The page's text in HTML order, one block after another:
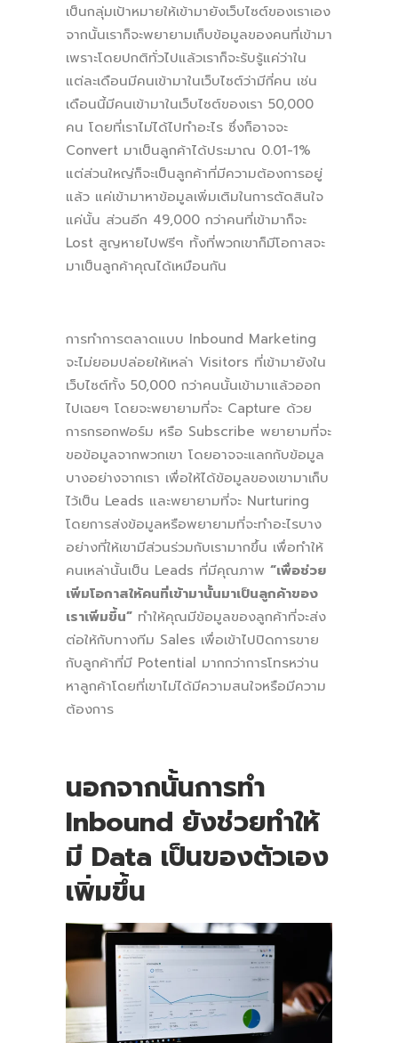
เป็นกลุ่มเป้าหมายให้เข้ามายังเว็บไซต์ของเราเอง
จากนั้นเราก็จะพยายามเก็บข้อมูลของคนที่เข้ามา
เพราะโดยปกติทั่วไปแล้วเราก็จะรับรู้แค่ว่าใน
แต่ละเดือนมีคนเข้ามาในเว็บไซต์ว่ามีกี่คน เช่น
เดือนนี้มีคนเข้ามาในเว็บไซต์ของเรา 50,000
คน โดยที่เราไม่ได้ไปทำอะไร ซึ่งก็อาจจะ
Convert มาเป็นลูกค้าได้ประมาณ 0.01-1%
แต่ส่วนใหญ่ก็จะเป็นลูกค้าที่มีความต้องการอยู่
แล้ว แค่เข้ามาหาข้อมูลเพิ่มเติมในการตัดสินใจ
แค่นั้น ส่วนอีก 49,000 กว่าคนที่เข้ามาก็จะ
Lost สูญหายไปฟรีๆ ทั้งที่พวกเขาก็มีโอกาสจะ
มาเป็นลูกค้าคุณได้เหมือนกัน
การทำการตลาดแบบ Inbound Marketing
จะไม่ยอมปล่อยให้เหล่า Visitors ที่เข้ามายังใน
เว็บไซต์ทั้ง 50,000 กว่าคนนั้นเข้ามาแล้วออก
ไปเฉยๆ โดยจะพยายามที่จะ Capture ด้วย
การกรอกฟอร์ม หรือ Subscribe พยายามที่จะ
ขอข้อมูลจากพวกเขา โดยอาจจะแลกกับข้อมูล
บางอย่างจากเรา เพื่อให้ได้ข้อมูลของเขามาเก็บ
ไว้เป็น Leads และพยายามที่จะ Nurturing
โดยการส่งข้อมูลหรือพยายามที่จะทำอะไรบาง
อย่างที่ให้เขามีส่วนร่วมกับเรามากขึ้น เพื่อทำให้
คนเหล่านั้นเป็น Leads ที่มีคุณภาพ “เพื่อช่วย
เพิ่มโอกาสให้คนที่เข้ามานั้นมาเป็นลูกค้าของ
เราเพิ่มขึ้น” ทำให้คุณมีข้อมูลของลูกค้าที่จะส่ง
ต่อให้กับทางทีม Sales เพื่อเข้าไปปิดการขาย
กับลูกค้าที่มี Potential มากกว่าการโทรหว่าน
หาลูกค้าโดยที่เขาไม่ได้มีความสนใจหรือมีความ
ต้องการ
นอกจากนั้นการทำ
Inbound ยังช่วยทำให้
มี Data เป็นของตัวเอง
เพิ่มขึ้น